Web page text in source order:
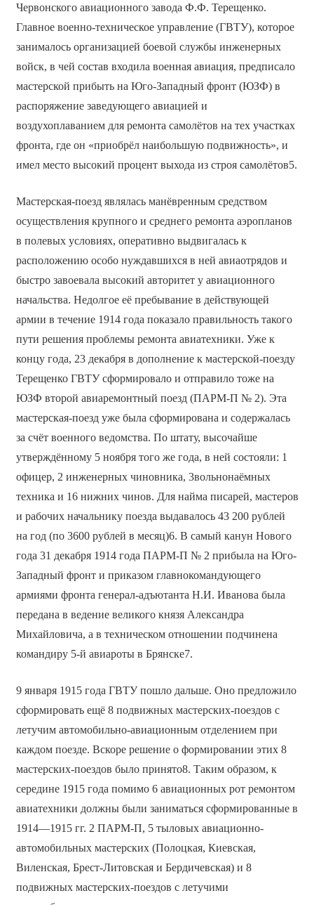
Червонского авиационного завода Ф.Ф. Терещенко.
Главное военно-техническое управление (ГВТУ), которое
занималось организацией боевой службы инженерных
войск, в чей состав входила военная авиация, предписало
мастерской прибыть на Юго-Западный фронт (ЮЗФ) в
распоряжение заведующего авиацией и
воздухоплаванием для ремонта самолётов на тех участках
фронта, где он «приобрёл наибольшую подвижность», и
имел место высокий процент выхода из строя самолётов5.
Мастерская-поезд являлась манёвренным средством
осуществления крупного и среднего ремонта аэропланов
в полевых условиях, оперативно выдвигалась к
расположению особо нуждавшихся в ней авиаотрядов и
быстро завоевала высокий авторитет у авиационного
начальства. Недолгое её пребывание в действующей
армии в течение 1914 года показало правильность такого
пути решения проблемы ремонта авиатехники. Уже к
концу года, 23 декабря в дополнение к мастерской-поезду
Терещенко ГВТУ сформировало и отправило тоже на
ЮЗФ второй авиаремонтный поезд (ПАРМ-П № 2). Эта
мастерская-поезд уже была сформирована и содержалась
за счёт военного ведомства. По штату, высочайше
утверждённому 5 ноября того же года, в ней состояли: 1
офицер, 2 инженерных чиновника, 3вольнонаёмных
техника и 16 нижних чинов. Для найма писарей, мастеров
и рабочих начальнику поезда выдавалось 43 200 рублей
на год (по 3600 рублей в месяц)6. В самый канун Нового
года 31 декабря 1914 года ПАРМ-П № 2 прибыла на Юго-
Западный фронт и приказом главнокомандующего
армиями фронта генерал-адъютанта Н.И. Иванова была
передана в ведение великого князя Александра
Михайловича, а в техническом отношении подчинена
командиру 5-й авиароты в Брянске7.
9 января 1915 года ГВТУ пошло дальше. Оно предложило
сформировать ещё 8 подвижных мастерских-поездов с
летучим автомобильно-авиационным отделением при
каждом поезде. Вскоре решение о формировании этих 8
мастерских-поездов было принято8. Таким образом, к
середине 1915 года помимо 6 авиационных рот ремонтом
авиатехники должны были заниматься сформированные в
1914—1915 гг. 2 ПАРМ-П, 5 тыловых авиационно-
автомобильных мастерских (Полоцкая, Киевская,
Виленская, Брест-Литовская и Бердичевская) и 8
подвижных мастерских-поездов с летучими